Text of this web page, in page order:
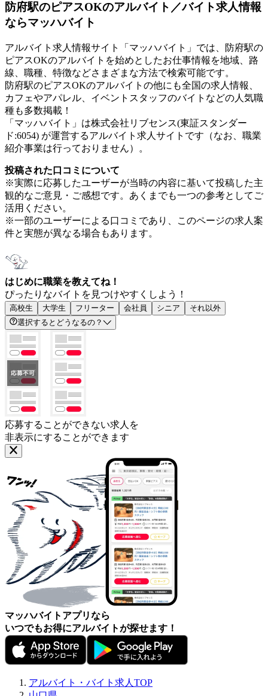
防府駅のピアスOKのアルバイト／バイト求人情報
ならマッハバイト
アルバイト求人情報サイト「マッハバイト」では、防府駅の
ピアスOKのアルバイトを始めとしたお仕事情報を地域、路
線、職種、特徴などさまざまな方法で検索可能です。
防府駅のピアスOKのアルバイトの他にも全国の求人情報、
カフェやアパレル、イベントスタッフのバイトなどの人気職
種も多数掲載！
「マッハバイト」は株式会社リブセンス(東証スタンダー
ド:6054) が運営するアルバイト求人サイトです（なお、職業
紹介事業は行っておりません）。
投稿された口コミについて
※実際に応募したユーザーが当時の内容に基いて投稿した主
観的なご意見・ご感想です。あくまでも一つの参考としてご
活用ください。
※一部のユーザーによる口コミであり、このページの求人案
件と実態が異なる場合もあります。
はじめに職業を教えてね！
ぴったりなバイトを見つけやすくしよう！
高校生 大学生 フリーター 会社員 シニア
それ以外
選択するとどうなるの？
応募することができない求人を
非表示にすることができます
マッハバイトアプリなら
いつでもお得にアルバイトが探せます！
アルバイト・バイト求人TOP